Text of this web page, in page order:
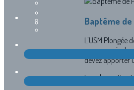
Baptême
L'USM Plongée
ou en apnée, le
devez apporter
Les places